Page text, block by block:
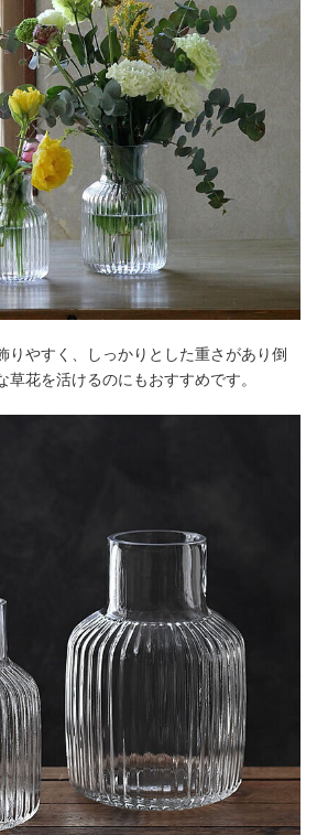
りやすく、しっかりとした重さがあり倒
花を活けるのにもおすすめです。